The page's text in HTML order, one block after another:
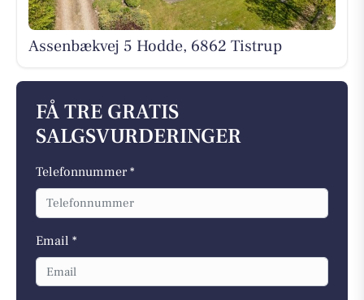
Assenbækvej 5 Hodde, 6862 Tistrup
FÅ TRE GRATIS
SALGSVURDERINGER
Telefonnummer *
Email *